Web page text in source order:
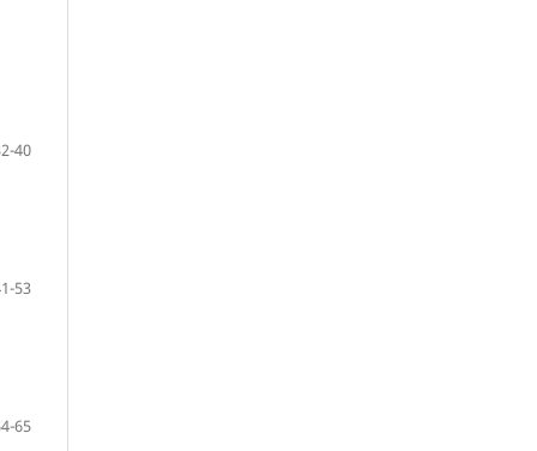
40
53
65